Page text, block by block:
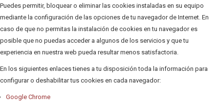
Puedes permitir, bloquear o eliminar las cookies instaladas en su equipo
mediante la configuración de las opciones de tu navegador de Internet. En
caso de que no permitas la instalación de cookies en tu navegador es
posible que no puedas acceder a algunos de los servicios y que tu
experiencia en nuestra web pueda resultar menos satisfactoria.
En los siguientes enlaces tienes a tu disposición toda la información para
configurar o deshabilitar tus cookies en cada navegador:
Google Chrome